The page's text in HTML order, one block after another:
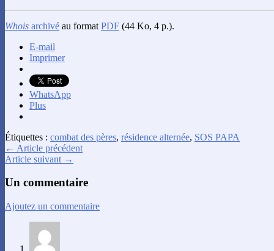
Whois archivé au format PDF (44 Ko, 4 p.).
E-mail
Imprimer
WhatsApp
Plus
Étiquettes : combat des pères, résidence alternée, SOS PAPA
← Article précédent
Article suivant →
Un commentaire
Ajoutez un commentaire